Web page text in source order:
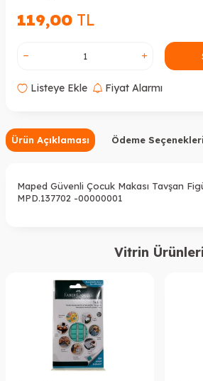
119,00 TL
Listeye Ekle Fiyat Alarmı
Ürün Açıklaması Ödeme Seçenekleri
Maped Güvenli Çocuk Makası Tavşan
MPD.137702 -00000001
Vitrin Ürünleri